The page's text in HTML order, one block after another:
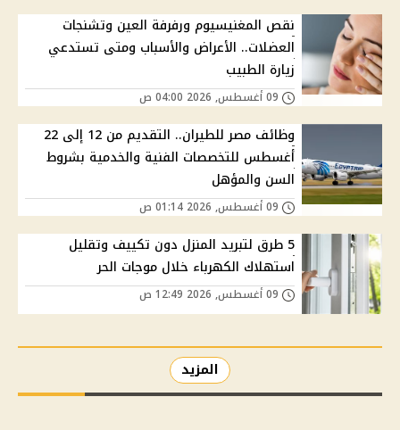
نقص المغنيسيوم ورفرفة العين وتشنجات
العضلات.. الأعراض والأسباب ومتى تستدعي
زيارة الطبيب
وظائف مصر للطيران.. التقديم من 12 إلى 22
أغسطس للتخصصات الفنية والخدمية بشروط
السن والمؤهل
5 طرق لتبريد المنزل دون تكييف وتقليل
استهلاك الكهرباء خلال موجات الحر
المزيد